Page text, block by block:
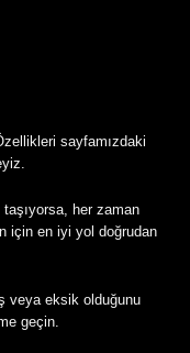
sayfamızdaki
her zaman
için en iyi yol doğrudan
veya eksik olduğunu
geçin.